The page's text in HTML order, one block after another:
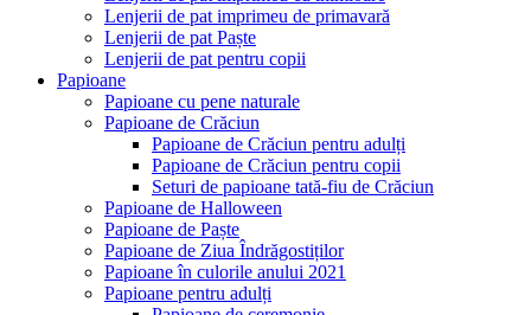
Lenjerii de pat imprimeu de primavară
Lenjerii de pat Paște
Lenjerii de pat pentru copii
Papioane
Papioane cu pene naturale
Papioane de Crăciun
Papioane de Crăciun pentru adulți
Papioane de Crăciun pentru copii
Seturi de papioane tată-fiu de Crăciun
Papioane de Halloween
Papioane de Paște
Papioane de Ziua Îndrăgostiților
Papioane în culorile anului 2021
Papioane pentru adulți